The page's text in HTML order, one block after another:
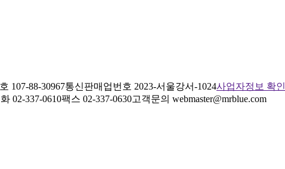
107-88-30967통신판매업번호 2023-서울강서-1024사업자정보 확인
02-337-0610팩스 02-337-0630고객문의 webmaster@mrblue.com